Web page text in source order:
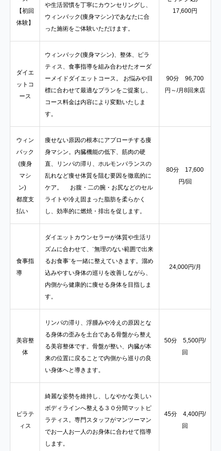
【初回
体験】
や生活習慣を丁寧にカウンセリングし、
ウィンバック(痩身マシン)であなたに合
った施術をご体験いただけます。
17,600円
ダイエ
ットコ
ース
ウィンバック(痩身マシン)、整体、ピラ
ティス、食事指導を組み合わせたオーダ
ーメイドダイエットコース。 お悩みや目
標に合わせて最適なプランをご提案し、
コース料金は内容により変動いたしま
す。
90分 96,700
円～/月8回来店
ウィン
バック
(痩身
マシ
ン)
都度支
払い
痩せない原因の根本にアプローチする痩
身マシン。内臓機能の低下、筋肉の硬
直、リンパの滞り、ホルモンバランスの
乱れなど痩せ体質を阻む要因を徹底的に
ケア。 お腹・二の腕・お尻などのセル
ライトや冷え固まった脂肪を柔らかく
し、効率的に燃焼・排出を促します。
80分 17,600
円/回
食事指
導
ダイエットカウンセラーが体質や生活リ
ズムに合わせて、¨無理のない範囲で出来
るお食事¨を一緒に整えていきます。溜め
込みやすい身体の巡りを改善しながら、
内側から健康的に痩せる身体を目指しま
す。
24,000円/月
美容整
体
リンパの滞り、浮腫みや冷えの原因とな
る身体の歪みを土台である骨盤から整え
る美容整体です。骨盤が整い、内臓が本
来の位置に戻ることで内側から巡りの良
い身体へと導きます。
50分 5,500円/
回
ピラテ
ィス
綺麗な姿勢を維持し、しなやかな美しい
ボディラインへ整える３０分間マットピ
ラティス。専門スタッフがマンツーマン
でお一人お一人のお身体に合わせて指導
します。
45分 4,400円/
回